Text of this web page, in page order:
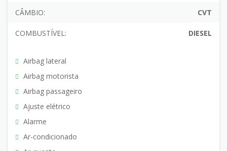
CÂMBIO: CVT
COMBUSTÍVEL: DIESEL
Airbag lateral
Airbag motorista
Airbag passageiro
Ajuste elétrico
Alarme
Ar-condicionado